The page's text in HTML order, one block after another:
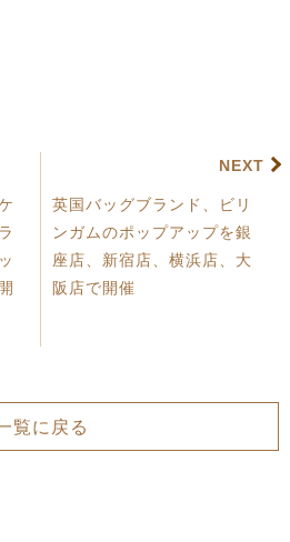
NEXT
英国バッグブランド、ビリ
ンガムのポップアップを銀
座店、新宿店、横浜店、大
阪店で開催
覧に戻る